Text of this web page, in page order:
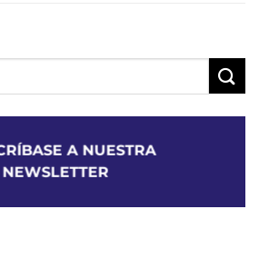
A NUESTRA
NEWSLETTER